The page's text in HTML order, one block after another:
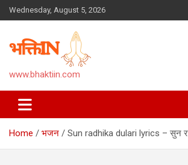
Skip
to
Wednesday, August 5, 2026
www.bhaktiin.com
Home भजन Sun radhika dulari lyrics – सुन